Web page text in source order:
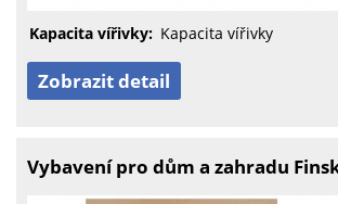
Kapacita vířivky: Kapacita vířivky
Zobrazit detail
Vybavení pro dům a zahradu